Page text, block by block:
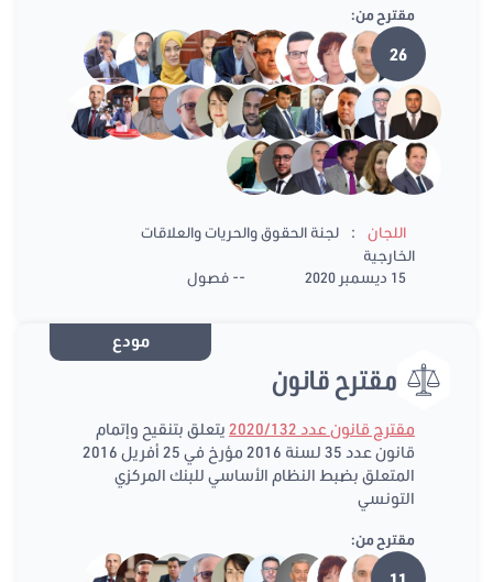
مقترح من:
26
اللجان :
لجنة الحقوق والحريات والعلاقات
الخارجية
15 ديسمبر 2020
-- فصول
مودع
مقترح قانون
مقترح قانون عدد 2020/132
يتعلق بتنقيح وإتمام
قانون عدد 35 لسنة 2016 مؤرخ في 25 أفريل 2016
المتعلق بضبط النظام الأساسي للبنك المركزي
التونسي
مقترح من: